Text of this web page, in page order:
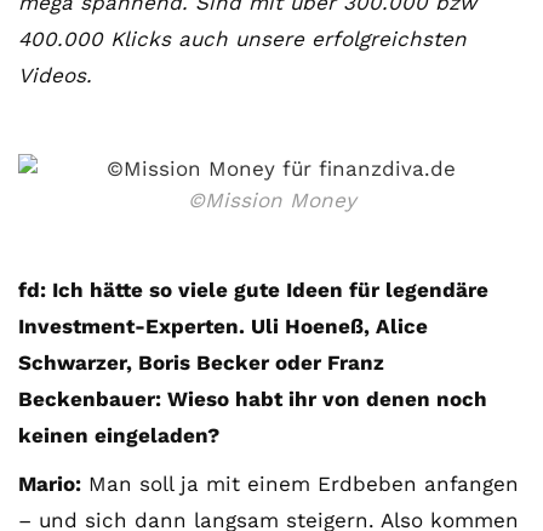
400.000 Klicks auch unsere erfolgreichsten
Videos.
©Mission Money
fd: Ich hätte so viele gute Ideen für legendäre
Investment-Experten. Uli Hoeneß, Alice
Schwarzer, Boris Becker oder Franz
Beckenbauer: Wieso habt ihr von denen noch
keinen eingeladen?
Mario: Man soll ja mit einem Erdbeben anfangen
– und sich dann langsam steigern. Also kommen